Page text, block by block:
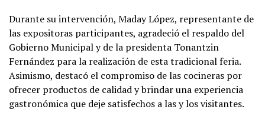
Durante su intervención, Maday López, representante de
las expositoras participantes, agradeció el respaldo del
Gobierno Municipal y de la presidenta Tonantzin
Fernández para la realización de esta tradicional feria.
Asimismo, destacó el compromiso de las cocineras por
ofrecer productos de calidad y brindar una experiencia
gastronómica que deje satisfechos a las y los visitantes.